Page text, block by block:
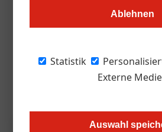
Ablehnen
Statistik
Externe
Auswahl
Von 27. bis 30. März 2025 bringt der
Rathausplatz. Veranstaltet von der
Standortmarketing, präsentieren sich